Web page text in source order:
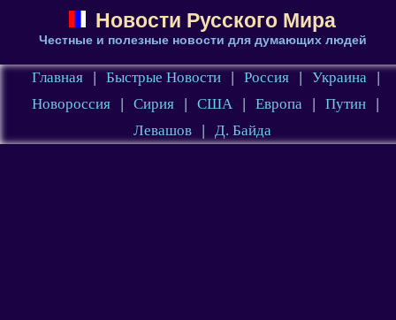
Новости Русского Мира
Честные и полезные новости для думающих людей
Главная | Быстрые Новости | Россия | Украина
|
Новороссия
| Сирия | США | Европа | Путин
|
Левашов
| Д. Байда